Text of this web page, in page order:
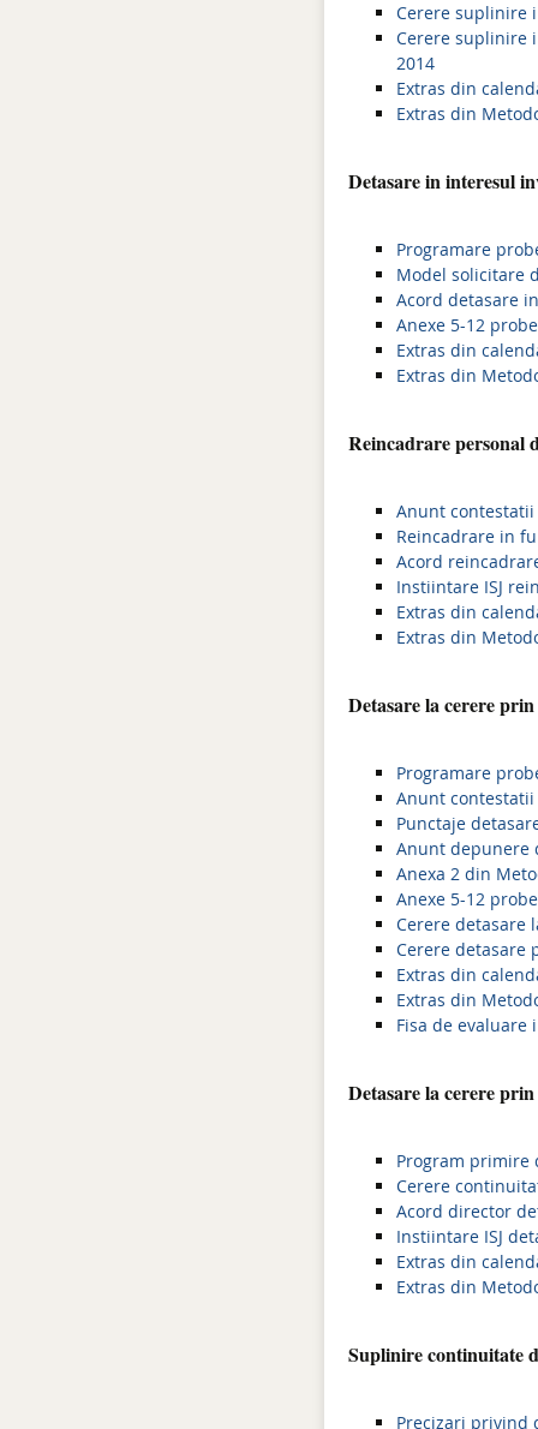
Cerere suplinire
Cerere suplinire
2014
Extras din
Extras din
Detasare in interesul
Programare
Model solicitare
Acord detasare
Anexe 5-12
Extras din
Extras din
Reincadrare personal
Anunt
Reincadrare in
Acord
Instiintare ISJ
Extras din
Extras din
Detasare la cerere
Programare
Anunt
Punctaje
Anunt depunere
Anexa 2 din
Anexe 5-12
Cerere detasare
Cerere detasare
Extras din
Extras din
Fisa de evaluare
Detasare la cerere
Program primire
Cerere
Acord director
Instiintare ISJ
Extras din
Extras din
Suplinire continuitate
Precizari privind